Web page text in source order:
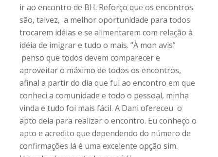
ir ao encontro de BH. Reforço que os encontros
são, talvez, a melhor oportunidade para todos
trocarem idéias e se alimentarem com relação à
idéia de imigrar e tudo o mais. “À mon avis”
penso que todos devem comparecer e
aproveitar o máximo de todos os encontros,
afinal a partir do dia que fui ao encontro em que
conheci a comunidade e todo o pessoal, minha
vinda e tudo foi mais fácil. A Dani ofereceu o
apto dela para realizar o encontro. Eu conheço o
apto e acredito que dependendo do número de
confirmações lá é uma excelente opção sim.